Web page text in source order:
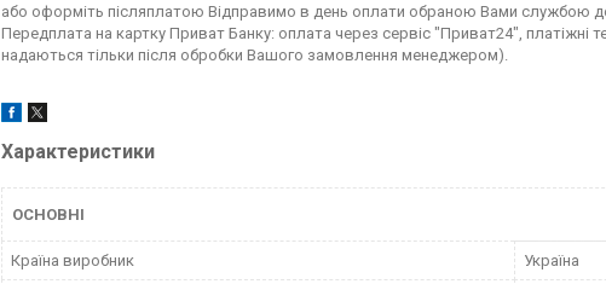
або оформіть післяплатою Відправимо в день оплати обраною Вами службою
Передплата на картку Приват Банку: оплата через сервіс "Приват24", платіжні
надаються тільки після обробки Вашого замовлення менеджером).
Характеристики
ОСНОВНІ
Країна виробник Україна